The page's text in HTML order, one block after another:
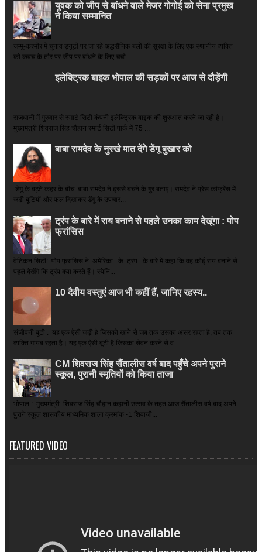
युवक को जीप से बांधने वाले मेजर गोगोई को सेना प्रमुख
ने किया सम्‍मानित
जम्मू-कश्मीर में चुनाव ड्यूटी पर जा रहे अद्धसैनिक बलों की सुरक्षा के लिए एक स्थानीय व्यक्ति
को कवच के तौर पर जीप पर बांधने के लिए चर्चा ...
इलेक्ट्रिक बाइक भोपाल की सड़कों पर आज से दौड़ेंगी
राजधानी में गुरुवार से स्मार्ट सिटी कंपनी इलेक्ट्रिक बाइक की शुरुआत करने जा रही है।
मुख्यमंत्री शिवराज सिंह चौहान स्मार्ट सिटी पार्क में 75 ...
बाबा रामदेव के नुस्खे मात देंगे डेंगू बुखार को
डेंगू के बढ़ते कहर के बीच बाबा रामदेव ने इससे बचने के गुर बताए। रामदेव ने प्रेस कांफ्रेंस में
जड़ी बूटियों और फल दिखाकर डेंगू के उपचार...
ट्रंप के बारे में राय बनाने से पहले उनका काम देखूंगा : पोप
फ्रांसिस
वेटिकन सिटी: पोप फ्रांसिस ने अमेरिका के ट्रंप के बारे में कहा कि वह कोई राय बनाने से
पहले देखेंगे कि ट्रंप क्या करते हैं। स्पेनि...
10 दैवीय वस्तुएं आज भी कहीं हैं, जानिए रहस्य..
संजीवनी बूटी : यह एक ऐसी जड़ी है जिसको खाने से जब तक उसका असर रहता है, तब तक
व्यक्ति गायब रहता है। यह एक ऐसी बूटी है जिसका सेवन करने से व...
CM शिवराज सिंह सैंतालीस वर्ष बाद पहुँचे अपने पुराने
स्कूल, पुरानी स्मृतियों को किया ताजा
भोपाल : मुख्यमंत्री शिवराज सिंह चौहान कहानी उत्सव के तहत आज सैंतालीस वर्ष बाद अपने
पुराने स्कूल शासकीय माध्यमिक शाला क्रमांक -1 शिवाजी...
FEATURED VIDEO